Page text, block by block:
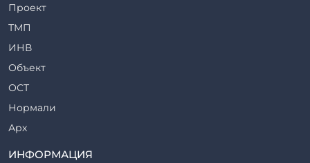
Ригели железобетонные
Сваи железобетонные
Стеновые блоки
Стойки железобетонные
Столбы железобетонные
Закладные детали
Трубы железобетонные
Утяжелители железобетонные
Проект
ТМП
ИНВ
Объект
ОСТ
Нормали
Арх
ТР
ИНФОРМАЦИЯ